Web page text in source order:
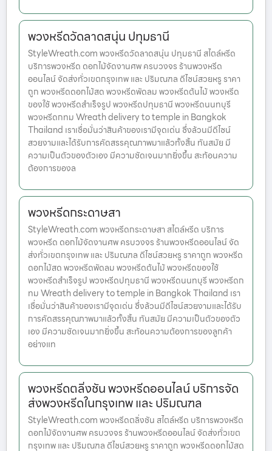
พวงหรีดวัดลาดสนุ่น ปทุมธานี
StyleWreath.com พวงหรีดวัดลาดสนุ่น ปทุมธานี สไตล์หรีด
บริการพวงหรีด ดอกไม้จัดงานศพ ครบวงจร ร้านพวงหรีด
ออนไลน์ จัดส่งทั่วเขตกรุงเทพ และ ปริมณฑล ดีไซน์สวยหรู ราคา
ถูก พวงหรีดดอกไม้สด พวงหรีดพัดลม พวงหรีดต้นไม้ พวงหรีด
ของใช้ พวงหรีดสำเร็จรูป พวงหรีดปทุมธานี พวงหรีดนนทบุรี
พวงหรีดกทม Wreath delivery to temple in Bangkok
Thailand เราเชื่อมั่นว่าสินค้าของเรามีจุดเด่น ซึ่งล้วนมีดีไซน์
สวยงามและได้รับการคัดสรรคุณภาพมาแล้วทั้งสิ้น ทันสมัย มี
ความเป็นตัวของตัวเอง มีความชัดเจนมากยิ่งขึ้น สะท้อนความ
ต้องการของล
พวงหรีดกระดาษสา
StyleWreath.com พวงหรีดกระดาษสา สไตล์หรีด บริการ
พวงหรีด ดอกไม้จัดงานศพ ครบวงจร ร้านพวงหรีดออนไลน์ จัด
ส่งทั่วเขตกรุงเทพ และ ปริมณฑล ดีไซน์สวยหรู ราคาถูก พวงหรีด
ดอกไม้สด พวงหรีดพัดลม พวงหรีดต้นไม้ พวงหรีดของใช้
พวงหรีดสำเร็จรูป พวงหรีดปทุมธานี พวงหรีดนนทบุรี พวงหรีดก
ทม Wreath delivery to temple in Bangkok Thailand เรา
เชื่อมั่นว่าสินค้าของเรามีจุดเด่น ซึ่งล้วนมีดีไซน์สวยงามและได้รับ
การคัดสรรคุณภาพมาแล้วทั้งสิ้น ทันสมัย มีความเป็นตัวของตัว
เอง มีความชัดเจนมากยิ่งขึ้น สะท้อนความต้องการของลูกค้า
อย่างแท
พวงหรีดตลิ่งชัน พวงหรีดออนไลน์ บริการจัด
ส่งพวงหรีดในกรุงเทพ และ ปริมณฑล
StyleWreath.com พวงหรีดตลิ่งชัน สไตล์หรีด บริการพวงหรีด
ดอกไม้จัดงานศพ ครบวงจร ร้านพวงหรีดออนไลน์ จัดส่งทั่วเขต
กรุงเทพ และ ปริมณฑล ดีไซน์สวยหรู ราคาถูก พวงหรีดดอกไม้สด